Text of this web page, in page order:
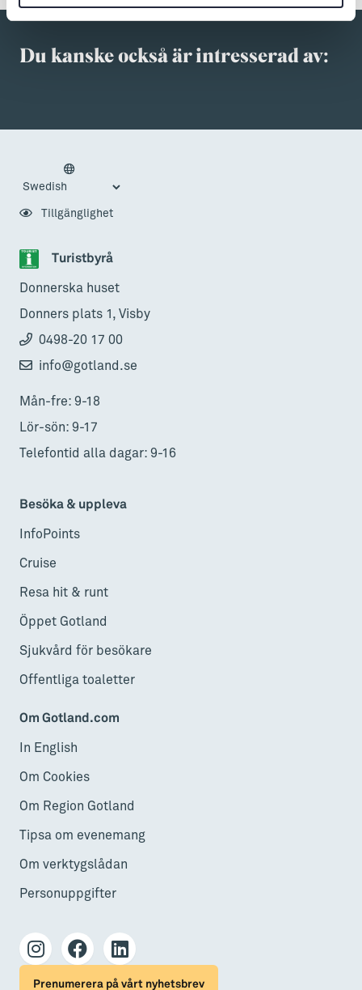
Du kanske också är intresserad av:
Turistbyrå
Donnerska huset
Donners plats 1, Visby
0498-20 17 00
info@gotland.se
Mån-fre: 9-18
Lör-sön: 9-17
Telefontid alla dagar: 9-16
Besöka & uppleva
InfoPoints
Cruise
Resa hit & runt
Öppet Gotland
Sjukvård för besökare
Offentliga toaletter
Om Gotland.com
In English
Om Cookies
Om Region Gotland
Tipsa om evenemang
Om verktygslådan
Personuppgifter
Tillgänglighet
Prenumerera på vårt nyhetsbrev